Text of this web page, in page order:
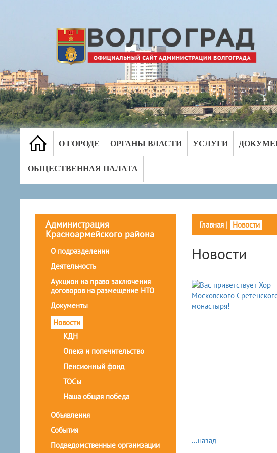
О ГОРОДЕ ОРГАНЫ ВЛАСТИ УСЛУГИ
ОБЩЕСТВЕННАЯ ПАЛАТА
Администрация
Красноармейского района
О подразделении
Деятельность
Аукцион на право заключения
договоров на размещение НТО
Документы
Новости
КДН
Опека и попечительство
Пенсионный фонд
ТОСы
Наша общая победа
Объявления
События
Подведомственные организации
Главная| Новости
Новости
...назад